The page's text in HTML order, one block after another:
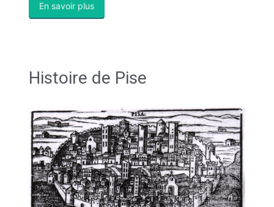
En savoir plus
Histoire de Pise